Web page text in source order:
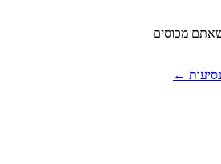
מכוסים
←